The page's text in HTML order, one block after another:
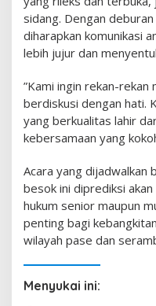
sidang. Dengan
diharapkan komunikasi
lebih jujur dan
​”Kami ingin rekan-
berdiskusi dengan hati.
yang berkualitas lahir
kebersamaan yang
​Acara yang dijadwalkan
besok ini diprediksi
hukum senior maupun
penting bagi
wilayah pase dan
Menyukai ini: